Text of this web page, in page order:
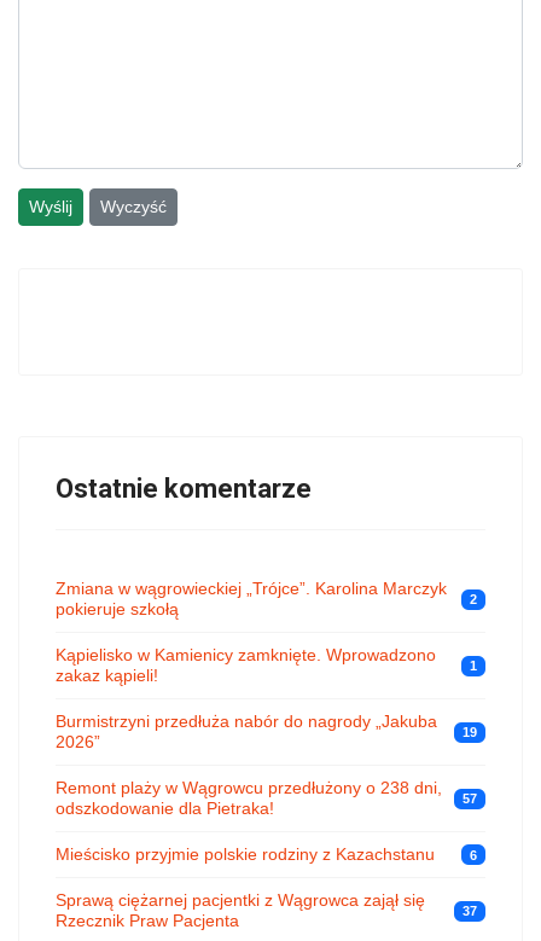
Wyślij Wyczyść
Ostatnie komentarze
Zmiana w wągrowieckiej „Trójce”. Karolina Marczyk
pokieruje szkołą
2
Kąpielisko w Kamienicy zamknięte. Wprowadzono
zakaz kąpieli!
1
Burmistrzyni przedłuża nabór do nagrody „Jakuba
2026”
19
Remont plaży w Wągrowcu przedłużony o 238 dni,
odszkodowanie dla Pietraka!
57
Mieścisko przyjmie polskie rodziny z Kazachstanu 6
Sprawą ciężarnej pacjentki z Wągrowca zajął się
Rzecznik Praw Pacjenta
37